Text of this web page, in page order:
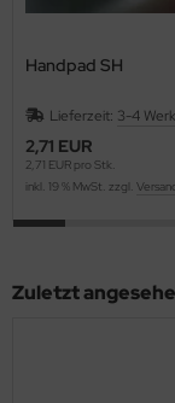
Handpad SH
Lieferzeit: 3-4
2,71 EUR
2,71 EUR pro Stk.
inkl. 19 % MwSt. zzgl.
Zuletzt